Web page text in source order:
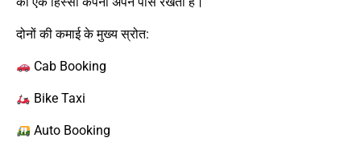
दोनों की कमाई के मुख्य स्रोत:
Cab Booking
Bike Taxi
Auto Booking